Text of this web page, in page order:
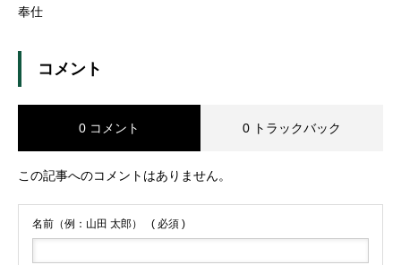
奉仕
コメント
0 コメント 0 トラックバック
この記事へのコメントはありません。
名前（例：山田 太郎） ( 必須 )